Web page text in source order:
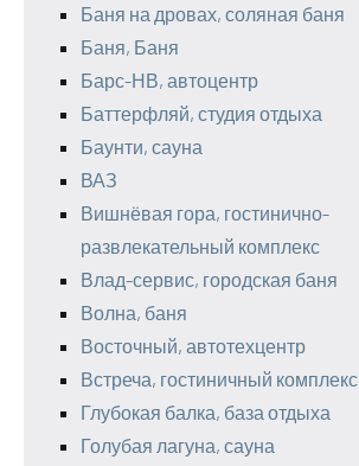
Баня на дровах, соляная баня
Баня, Баня
Барс-НВ, автоцентр
Баттерфляй, студия отдыха
Баунти, сауна
ВАЗ
Вишнёвая гора, гостинично-
развлекательный комплекс
Влад-сервис, городская баня
Волна, баня
Восточный, автотехцентр
Встреча, гостиничный комплекс
Глубокая балка, база отдыха
Голубая лагуна, сауна